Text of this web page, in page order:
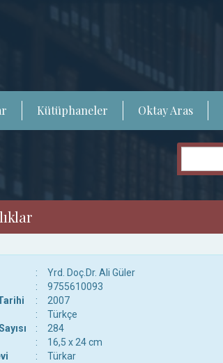
Kütüphaneler Oktay Aras
:
Yrd. Doç.Dr. Ali Güler
:
9755610093
:
2007
:
Türkçe
:
284
:
16,5 x 24 cm
: Türkar